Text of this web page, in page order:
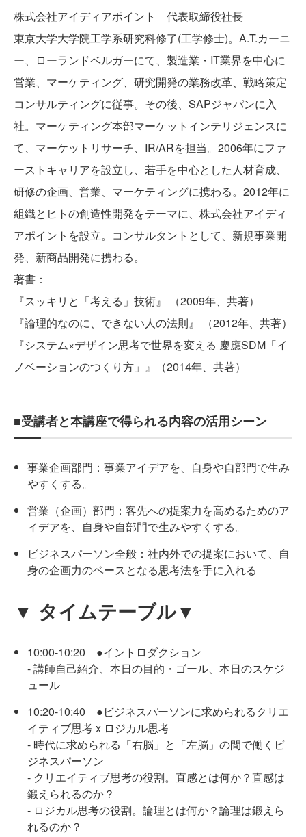
株式会社アイディアポイント 代表取締役社長
東京大学大学院工学系研究科修了(工学修士)。A.T.カーニ
ー、ローランドベルガーにて、製造業・IT業界を中心に
営業、マーケティング、研究開発の業務改革、戦略策定
コンサルティングに従事。その後、SAPジャパンに入
社。マーケティング本部マーケットインテリジェンスに
て、マーケットリサーチ、IR/ARを担当。2006年にファ
ーストキャリアを設立し、若手を中心とした人材育成、
研修の企画、営業、マーケティングに携わる。2012年に
組織とヒトの創造性開発をテーマに、株式会社アイディ
アポイントを設立。コンサルタントとして、新規事業開
発、新商品開発に携わる。
著書：
『スッキリと「考える」技術』 （2009年、共著）
『論理的なのに、できない人の法則』 （2012年、共著）
『システム×デザイン思考で世界を変える 慶應SDM「イ
ノベーションのつくり方」』（2014年、共著）
■受講者と本講座で得られる内容の活用シーン
事業企画部門：事業アイデアを、自身や自部門で生み
やすくする。
営業（企画）部門：客先への提案力を高めるためのア
イデアを、自身や自部門で生みやすくする。
ビジネスパーソン全般：社内外での提案において、自
身の企画力のベースとなる思考法を手に入れる
▼ タイムテーブル▼
10:00-10:20 ●イントロダクション
- 講師自己紹介、本日の目的・ゴール、本日のスケジ
ュール
10:20-10:40 ●ビジネスパーソンに求められるクリエ
イティブ思考 x ロジカル思考
- 時代に求められる「右脳」と「左脳」の間で働くビ
ジネスパーソン
- クリエイティブ思考の役割。直感とは何か？直感は
鍛えられるのか？
- ロジカル思考の役割。論理とは何か？論理は鍛えら
れるのか？